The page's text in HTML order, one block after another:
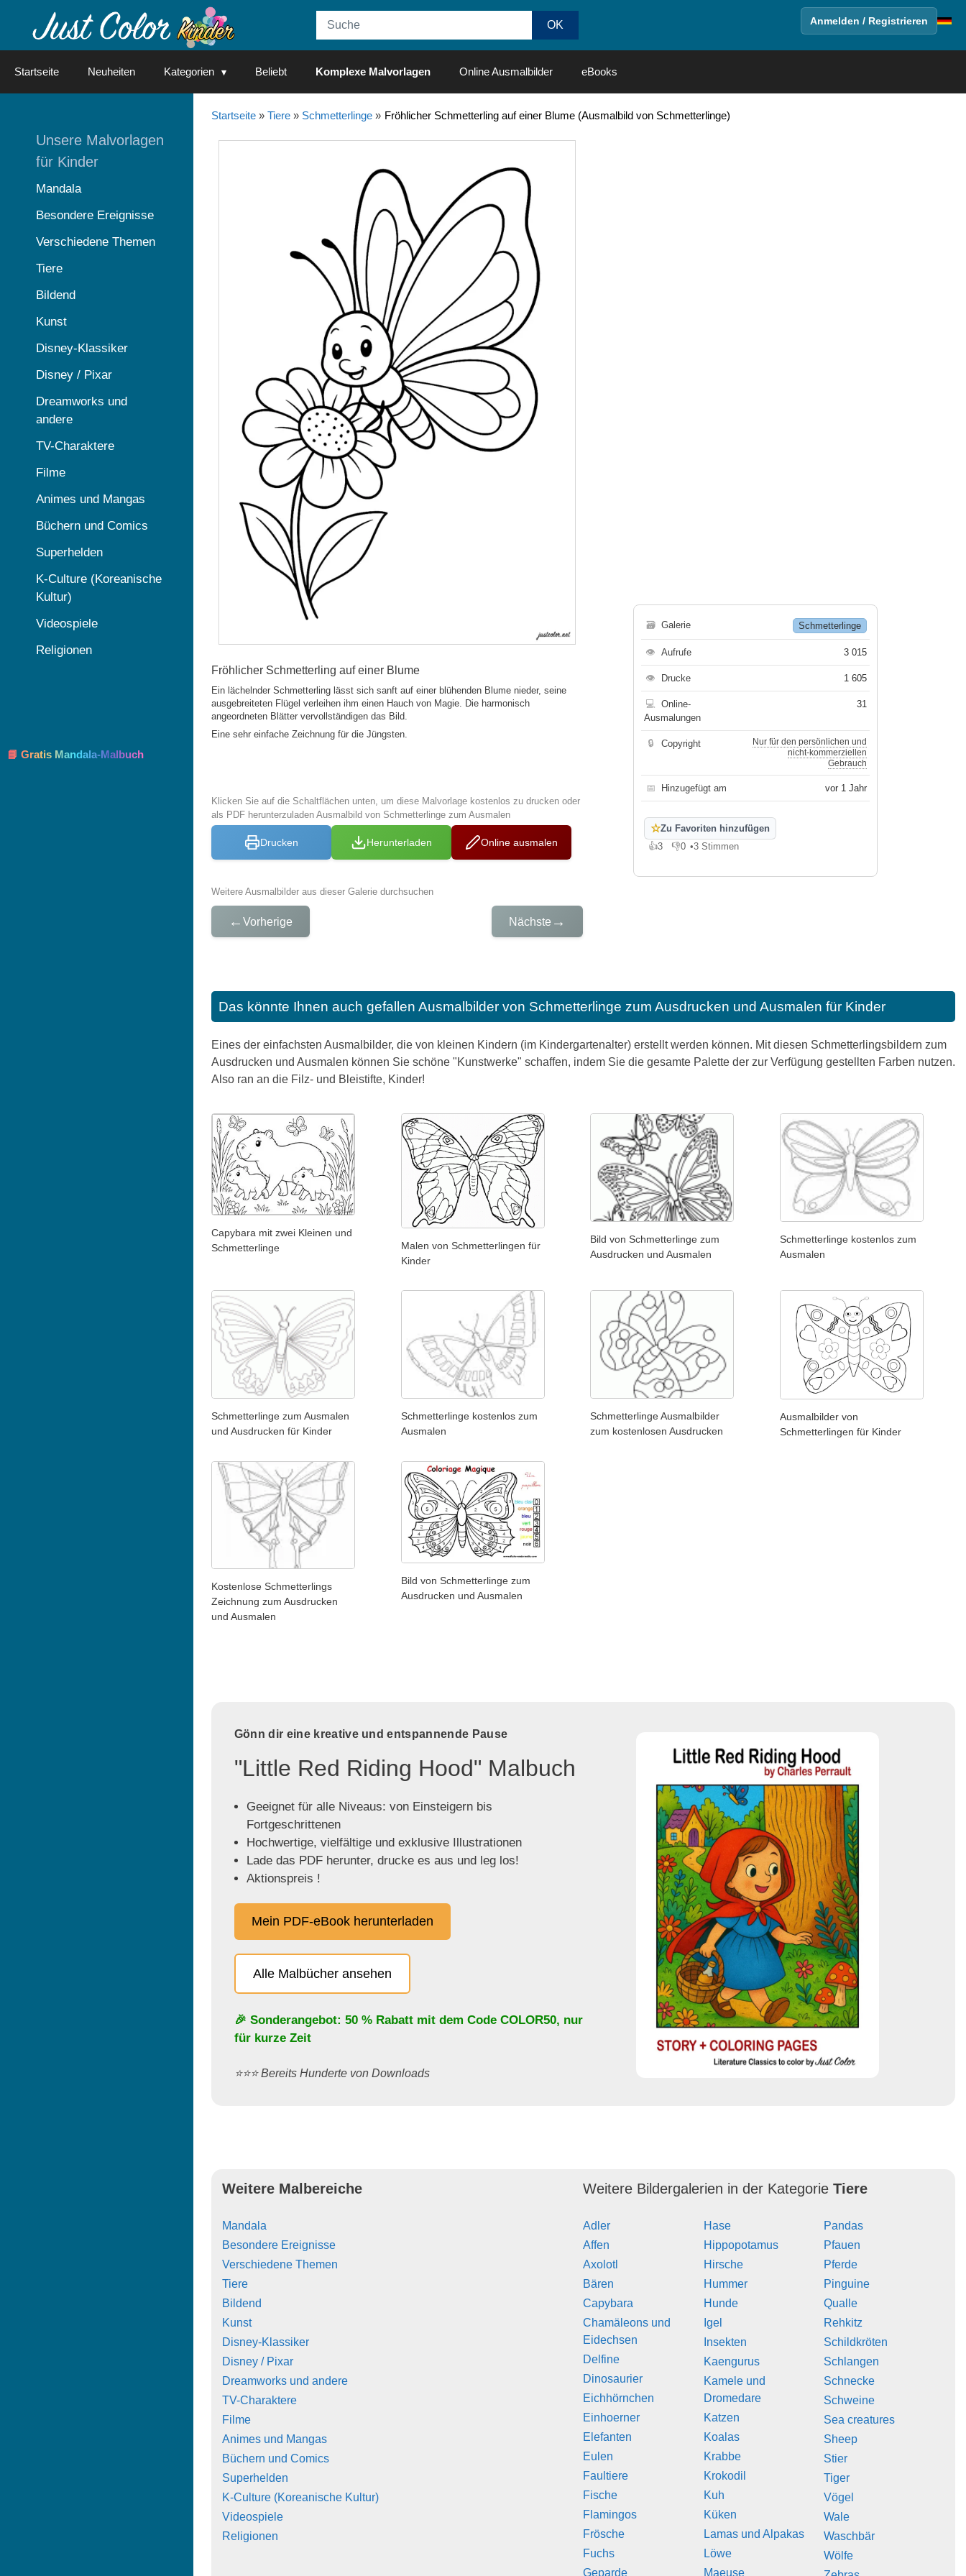
Anmelden / Registrieren
Startseite Neuheiten Kategorien Beliebt Komplexe Malvorlagen Online Ausmalbilder eBooks
Startseite» Tiere» Schmetterlinge» Fröhlicher Schmetterling auf einer Blume (Ausmalbild von Schmetterlinge)
Fröhlicher Schmetterling auf einer Blume
Ein lächelnder Schmetterling lässt sich sanft auf einer blühenden Blume nieder, seine
ausgebreiteten Flügel verleihen ihm einen Hauch von Magie. Die harmonisch
angeordneten Blätter vervollständigen das Bild.
Eine sehr einfache Zeichnung für die Jüngsten.
Klicken Sie auf die Schaltflächen unten, um diese Malvorlage kostenlos zu drucken oder
als PDF herunterzuladen Ausmalbild von Schmetterlinge zum Ausmalen
Drucken Herunterladen Online ausmalen
Weitere Ausmalbilder aus dieser Galerie durchsuchen
← Vorherige Nächste →
🗃 Galerie Schmetterlinge
👁 Aufrufe 3 015
👁 Drucke 1 605
💻
Online-
Ausmalungen
31
🔒 Copyright
Nur für den persönlichen und
nicht-kommerziellen
Gebrauch
📅 Hinzugefügt am vor 1 Jahr
☆Zu Favoriten hinzufügen
👍3
Gefällt mir
👎0
Gefällt mir nicht
•3 Stimmen
Das könnte Ihnen auch gefallen Ausmalbilder von Schmetterlinge zum Ausdrucken und Ausmalen für Kinder
Eines der einfachsten Ausmalbilder, die von kleinen Kindern (im Kindergartenalter) erstellt werden können. Mit diesen Schmetterlingsbildern zum
Ausdrucken und Ausmalen können Sie schöne "Kunstwerke" schaffen, indem Sie die gesamte Palette der zur Verfügung gestellten Farben nutzen.
Also ran an die Filz- und Bleistifte, Kinder!
Capybara mit zwei Kleinen und
Schmetterlinge
Malen von Schmetterlingen für
Kinder
Bild von Schmetterlinge zum
Ausdrucken und Ausmalen
Schmetterlinge kostenlos zum
Ausmalen
Schmetterlinge zum Ausmalen
und Ausdrucken für Kinder
Schmetterlinge kostenlos zum
Ausmalen
Schmetterlinge Ausmalbilder
zum kostenlosen Ausdrucken
Ausmalbilder von
Schmetterlingen für Kinder
Kostenlose Schmetterlings
Zeichnung zum Ausdrucken
und Ausmalen
Bild von Schmetterlinge zum
Ausdrucken und Ausmalen
Gönn dir eine kreative und entspannende Pause
"Little Red Riding Hood" Malbuch
Geeignet für alle Niveaus: von Einsteigern bis
Fortgeschrittenen
Hochwertige, vielfältige und exklusive Illustrationen
Lade das PDF herunter, drucke es aus und leg los!
Aktionspreis !
Mein PDF-eBook herunterladen
Alle Malbücher ansehen
🎉 Sonderangebot: 50 % Rabatt mit dem Code COLOR50, nur
für kurze Zeit
⭐️⭐️⭐️ Bereits Hunderte von Downloads
Weitere Malbereiche
Mandala
Besondere Ereignisse
Verschiedene Themen
Tiere
Bildend
Kunst
Disney-Klassiker
Disney / Pixar
Dreamworks und andere
TV-Charaktere
Filme
Animes und Mangas
Büchern und Comics
Superhelden
K-Culture (Koreanische Kultur)
Videospiele
Religionen
Weitere Bildergalerien in der KategorieTiere
Adler
Affen
Axolotl
Bären
Capybara
Chamäleons und
Eidechsen
Delfine
Dinosaurier
Eichhörnchen
Einhoerner
Elefanten
Eulen
Faultiere
Fische
Flamingos
Frösche
Fuchs
Geparde
Hase
Hippopotamus
Hirsche
Hummer
Hunde
Igel
Insekten
Kaengurus
Kamele und
Dromedare
Katzen
Koalas
Krabbe
Krokodil
Kuh
Küken
Lamas und Alpakas
Löwe
Maeuse
Pandas
Pfauen
Pferde
Pinguine
Qualle
Rehkitz
Schildkröten
Schlangen
Schnecke
Schweine
Sea creatures
Sheep
Stier
Tiger
Vögel
Wale
Waschbär
Wölfe
Unsere Malvorlagen
für Kinder
Mandala
Besondere Ereignisse
Verschiedene Themen
Tiere
Bildend
Kunst
Disney-Klassiker
Disney / Pixar
Dreamworks und
andere
TV-Charaktere
Filme
Animes und Mangas
Büchern und Comics
Superhelden
K-Culture (Koreanische
Kultur)
Videospiele
Religionen
📘 Gratis Mandala-Malbuch